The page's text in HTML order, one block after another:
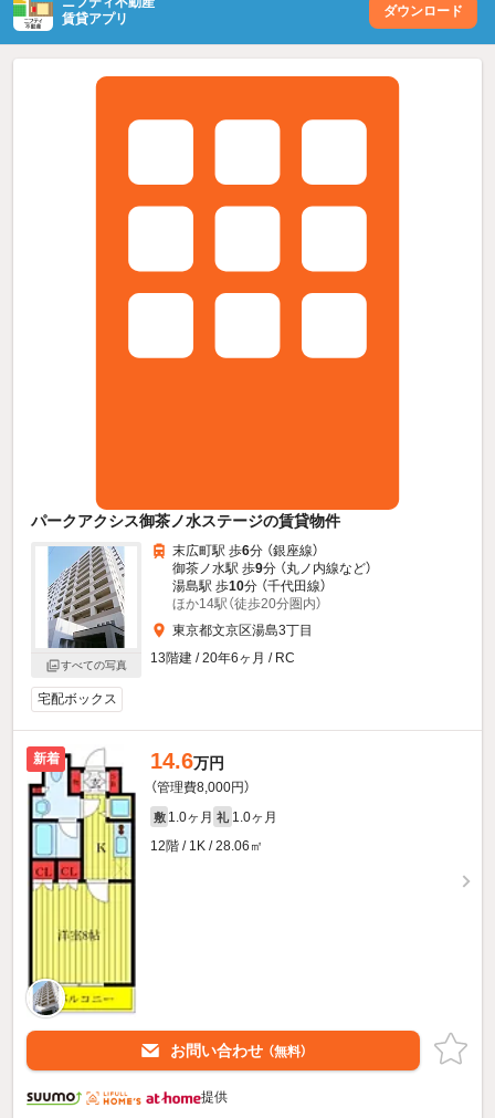
賃貸アプリ
ダウンロード
パークアクシス御茶ノ水ステージの賃貸物件
すべての写真
末広町駅 歩6分 （銀座線）
御茶ノ水駅 歩9分 （丸ノ内線など）
湯島駅 歩10分 （千代田線）
ほか14駅（徒歩20分圏内）
東京都文京区湯島3丁目
13階建 / 20年6ヶ月 / RC
宅配ボックス
新着 14.6万円
（管理費8,000円）
敷 1.0ヶ月 礼 1.0ヶ月
12階 / 1K / 28.06㎡
お問い合わせ （無料）
提供